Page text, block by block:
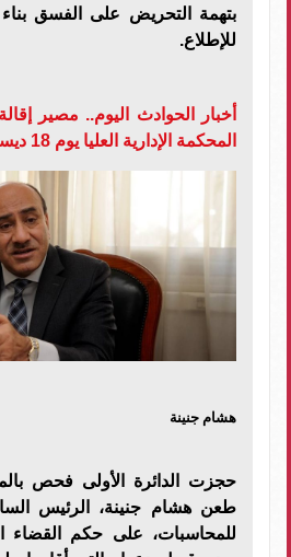
بتهمة التحريض على الفسق
للإطلاع.
أخبار الحوادث اليوم.. مصير
المحكمة الإدارية العليا يوم 18 ديسمبر
هشام جنينة
حجزت الدائرة الأولى فحص
طعن هشام جنينة، الرئيس
للمحاسبات، على حكم القضاء